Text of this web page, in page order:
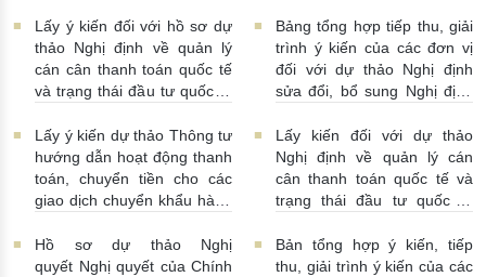
sẻ thông tin của Hệ thống
thông tin phục vụ công tác
giám sát hoạt động QTDND
và tổ chức TCVM
tiền của NHNN 03/08/2026 |
11:16:00
Lấy ý kiến đối với hồ sơ dự
thảo Nghị định về quản lý
cán cân thanh toán quốc tế
và trạng thái đầu tư quốc tế
10:00:00
Bảng tổng hợp tiếp thu, giải
trình ý kiến của các đơn vị
đối với dự thảo Nghị định
sửa đổi, bổ sung Nghị định
30/07/2026 | 09:09:00
Lấy ý kiến dự thảo Thông tư
hướng dẫn hoạt động thanh
toán, chuyển tiền cho các
giao dịch chuyển khẩu hàng
Lấy kiến đối với dự thảo
Nghị định về quản lý cán
cân thanh toán quốc tế và
trạng thái đầu tư quốc tế
15:00:00
Hồ sơ dự thảo Nghị
quyết Nghị quyết của Chính
Bản tổng hợp ý kiến, tiếp
thu, giải trình ý kiến của các